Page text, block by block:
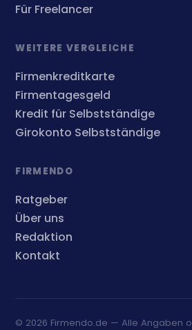
Für Freelancer
WEITERE VERGLEICHE
Firmenkreditkarte
Firmentagesgeld
Kredit für Selbstständige
Girokonto Selbstständige
FIRMENDO
Ratgeber
Über uns
Redaktion
Kontakt
© 2026 Firmendo.de — Alle Angaben